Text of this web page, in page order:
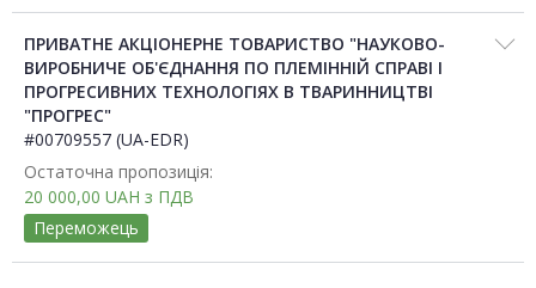
ПРИВАТНЕ АКЦІОНЕРНЕ ТОВАРИСТВО "НАУКОВО-
ВИРОБНИЧЕ ОБ'ЄДНАННЯ ПО ПЛЕМІННІЙ СПРАВІ І
ПРОГРЕСИВНИХ ТЕХНОЛОГІЯХ В ТВАРИННИЦТВІ
"ПРОГРЕС"
#00709557 (UA-EDR)
Остаточна пропозиція:
20 000,00 UAH з ПДВ
Переможець